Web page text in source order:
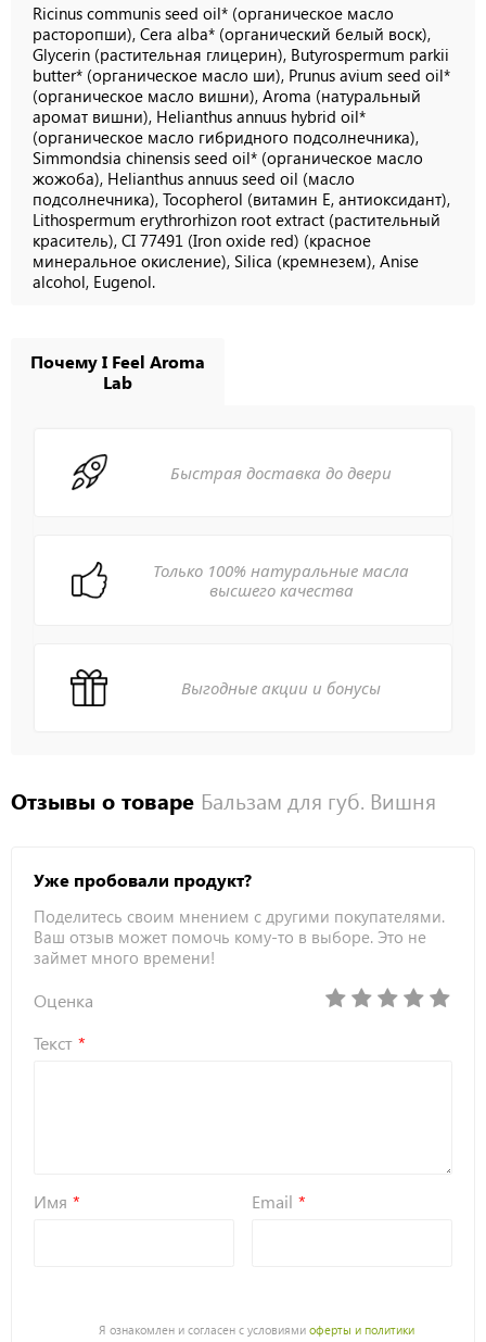
Ricinus communis seed oil* (органическое масло
расторопши), Cera alba* (органический белый воск),
Glycerin (растительная глицерин), Butyrospermum parkii
butter* (органическое масло ши), Prunus avium seed oil*
(органическое масло вишни), Aroma (натуральный
аромат вишни), Helianthus annuus hybrid oil*
(органическое масло гибридного подсолнечника),
Simmondsia chinensis seed oil* (органическое масло
жожоба), Helianthus annuus seed oil (масло
подсолнечника), Tocopherol (витамин E, антиоксидант),
Lithospermum erythrorhizon root extract (растительный
краситель), CI 77491 (Iron oxide red) (красное
минеральное окисление), Silica (кремнезем), Anise
alcohol, Eugenol.
Почему I Feel Aroma
Lab
Быстрая доставка до двери
Только 100% натуральные масла
высшего качества
Выгодные акции и бонусы
Отзывы о товаре Бальзам для губ. Вишня
Уже пробовали продукт?
Поделитесь своим мнением с другими покупателями.
Ваш отзыв может помочь кому-то в выборе. Это не
займет много времени!
Оценка
Текст
Имя Email
Я ознакомлен и согласен с условиямиоферты и политики